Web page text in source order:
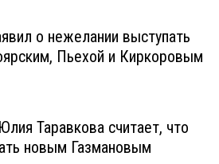
о нежелании выступать
Пьехой и Киркоровым
Таравкова считает, что
новым Газмановым